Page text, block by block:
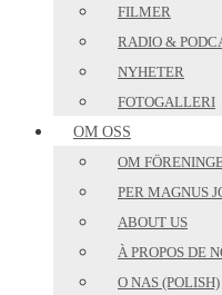
FILMER
RADIO &
NYHETER
FOTOGALLERI
OM OSS
OM
PER MAGNUS
ABOUT US
À PROPOS DE
O NAS (POLISH)